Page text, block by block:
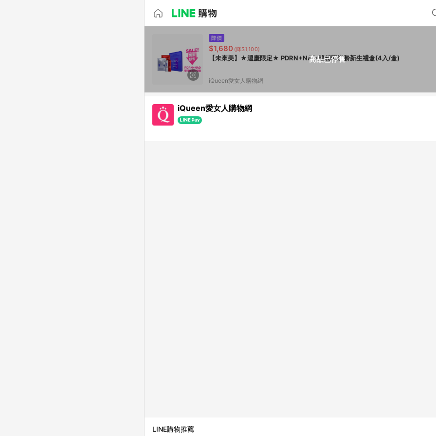
商品已停售
降價
$1,680 (降$1,100)
【未來美】★週慶限定★ PDRN+NAD 雙精華逆齡新生禮盒(4入/盒)
iQueen愛女人購物網
iQueen愛女人購物網
LINE購物推薦